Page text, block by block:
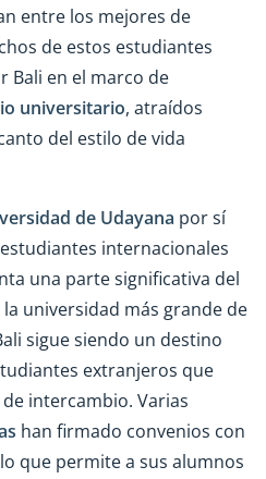
entre los mejores de
de estos estudiantes
Bali en el marco de
universitario, atraídos
del estilo de vida
de Udayana por sí
internacionales
una parte significativa del
universidad más grande de
sigue siendo un destino
extranjeros que
intercambio. Varias
han firmado convenios con
que permite a sus alumnos